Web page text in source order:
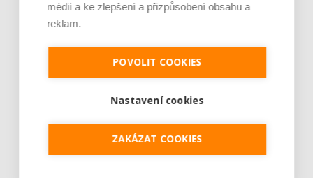
médií a ke zlepšení a přizpůsobení obsahu a
reklam.
POVOLIT COOKIES
Nastavení cookies
ZAKÁZAT COOKIES